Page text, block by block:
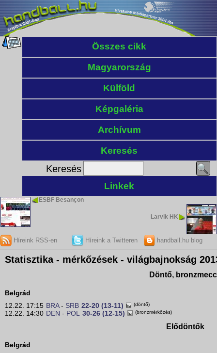
Összes cikk
Magyarország
Külföld
Képgaléria
Archívum
Keresés
Keresés
Linkek
ESBF Besançon
Larvik HK
Híreink RSS-en Híreink a Twitteren handball.hu blog
Statisztika - mérkőzések - világbajnokság
Döntő,
Belgrád
12.22. 17:15 BRA- SRB 22-20 (13-11) (döntő)
12.22. 14:30 DEN - POL 30-26 (12-15) (bronzmérkőzés)
Elődöntők
Belgrád